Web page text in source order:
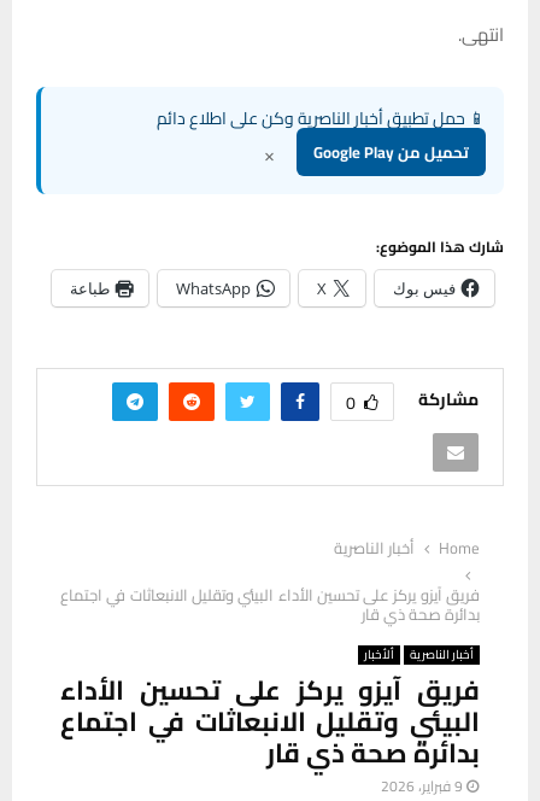
انتهى.
📱 حمل تطبيق أخبار الناصرية وكن على اطلاع دائم
تحميل من Google Play ×
شارك هذا الموضوع:
فيس بوك X
WhatsApp طباعة
مشاركة 0
Home
أخبار الناصرية
فريق آيزو يركز على تحسين الأداء البيئي وتقليل الانبعاثات في اجتماع
بدائرة صحة ذي قار
أخبار الناصرية ألأخبار
فريق آيزو يركز على تحسين الأداء
البيئي وتقليل الانبعاثات في اجتماع
بدائرة صحة ذي قار
9 فبراير، 2026